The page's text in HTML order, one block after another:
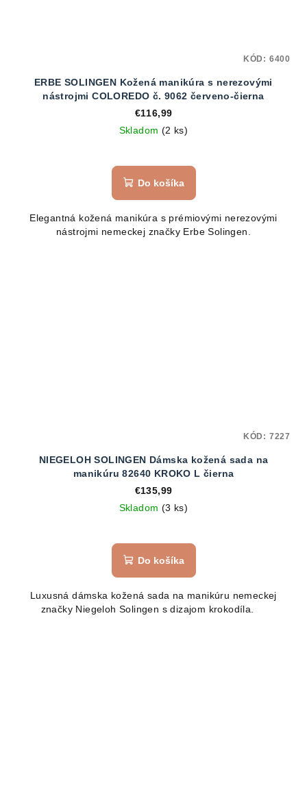
ERBE SOLINGEN Kožená manikúra s nerezovými
nástrojmi COLOREDO č. 9062 červeno-čierna
€116,99
Skladom (2 ks)
Do košíka
Elegantná kožená manikúra s prémiovými nerezovými
nástrojmi nemeckej značky Erbe Solingen.
KÓD: 6400
NIEGELOH SOLINGEN Dámska kožená sada na
manikúru 82640 KROKO L čierna
€135,99
Skladom (3 ks)
Do košíka
Luxusná dámska kožená sada na manikúru nemeckej
značky Niegeloh Solingen s dizajom krokodíla.
KÓD: 7227